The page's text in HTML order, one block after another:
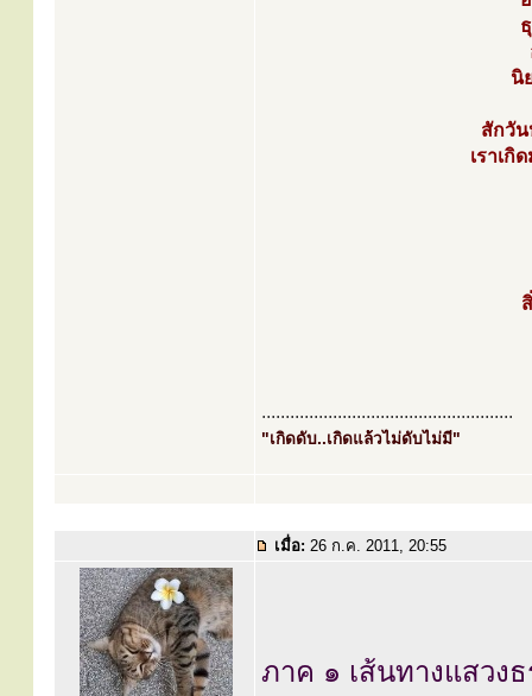
นิ
สักวัน
เราเกิ
.....................................................
"เกิดดับ..เกิดแล้วไม่ดับไม่มี"
เมื่อ: 26 ก.ค. 2011, 20:55
ภาค ๑ เส้นทางแสวง